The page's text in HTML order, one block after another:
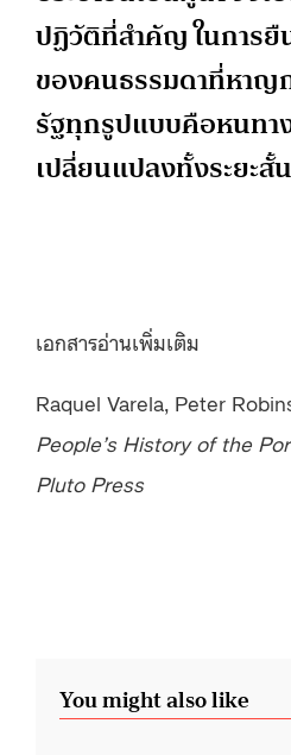
ปฏิวัติที่สำคัญ ในการยื
ของคนธรรมดาที่หาญ
รัฐทุกรูปแบบคือหนทา
เปลี่ยนแปลงทั้งระยะสั้
เอกสารอ่านเพิ่มเติม
Raquel Varela, Peter
People’s History of the
Pluto Press
You might also like